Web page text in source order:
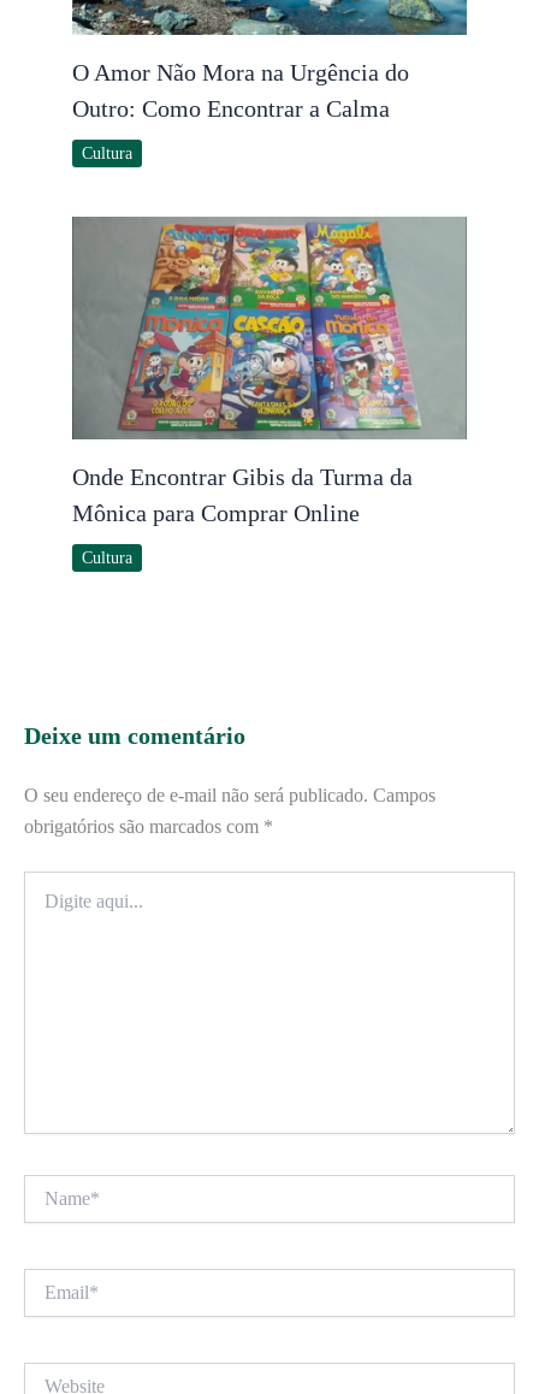
O Amor Não Mora na Urgência do
Outro: Como Encontrar a Calma
Cultura
Onde Encontrar Gibis da Turma da
Mônica para Comprar Online
Cultura
Deixe um comentário
O seu endereço de e-mail não será publicado. Campos
obrigatórios são marcados com *
aqui...